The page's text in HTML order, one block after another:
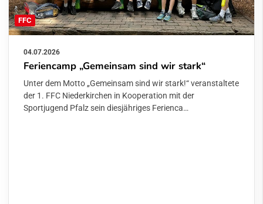
FFC
04.07.2026
Feriencamp „Gemeinsam sind wir stark“
Unter dem Motto „Gemeinsam sind wir stark!“ veranstaltete
der 1. FFC Niederkirchen in Kooperation mit der
Sportjugend Pfalz sein diesjähriges Ferienca…